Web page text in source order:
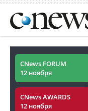
CNews FORUM
12 ноября
CNews AWARDS
12 ноября